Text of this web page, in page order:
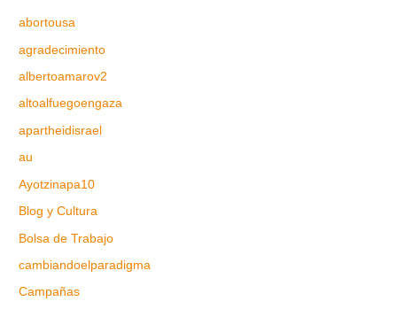
abortousa
agradecimiento
albertoamarov2
altoalfuegoengaza
apartheidisrael
au
Ayotzinapa10
Blog y Cultura
Bolsa de Trabajo
cambiandoelparadigma
Campañas